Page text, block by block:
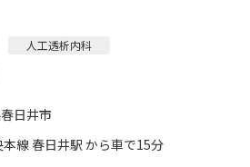
人工透析内科
日井市
線 春日井駅 から車で15分